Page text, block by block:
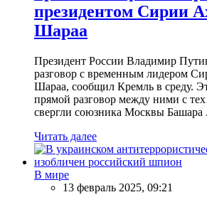
президентом Сирии
Шараа
Президент России Владимир
разговор с временным лидером
Шараа, сообщил Кремль в среду.
прямой разговор между ними с
свергли союзника Москвы Башара
Читать далее
В мире
13 февраль 2025, 09:21